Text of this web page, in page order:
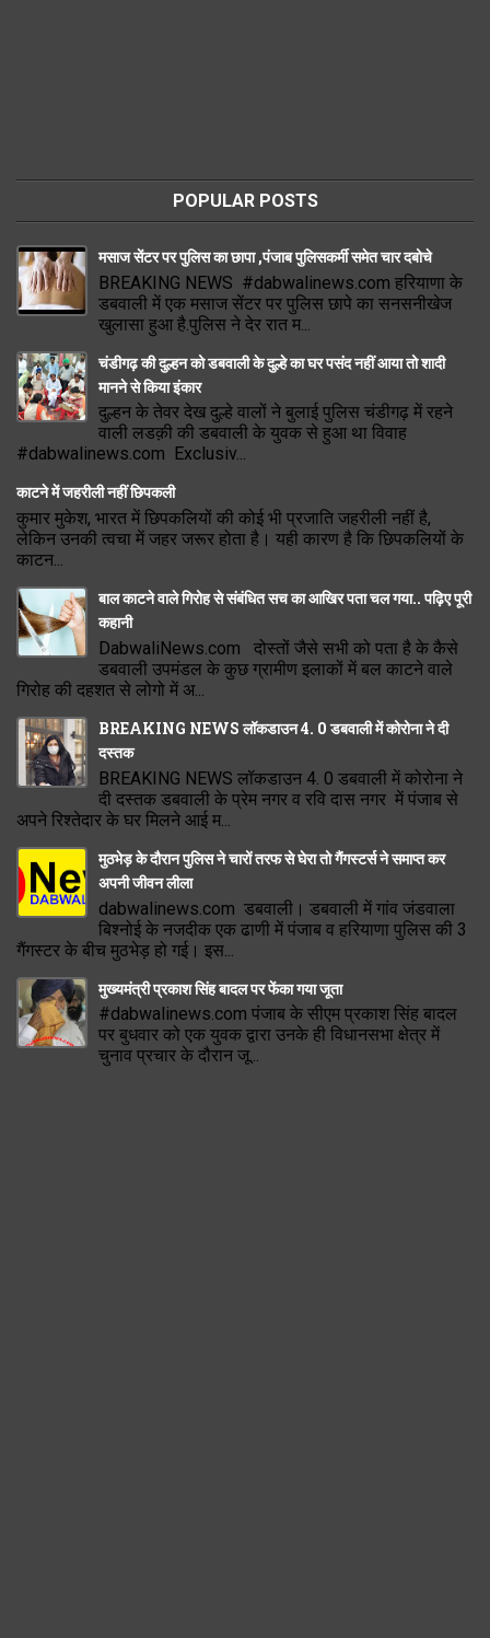
POPULAR POSTS
मसाज सेंटर पर पुलिस का छापा ,पंजाब पुलिसकर्मी समेत चार दबोचे
BREAKING NEWS #dabwalinews.com हरियाणा के
डबवाली में एक मसाज सेंटर पर पुलिस छापे का सनसनीखेज
खुलासा हुआ है.पुलिस ने देर रात म...
चंडीगढ़ की दुल्हन को डबवाली के दुल्हे का घर पसंद नहीं आया तो शादी
मानने से किया इंकार
दुल्हन के तेवर देख दुल्हे वालों ने बुलाई पुलिस चंडीगढ़ में रहने
वाली लडक़ी की डबवाली के युवक से हुआ था विवाह
#dabwalinews.com Exclusiv...
काटने में जहरीली नहीं छिपकली
कुमार मुकेश, भारत में छिपकलियों की कोई भी प्रजाति जहरीली नहीं है,
लेकिन उनकी त्वचा में जहर जरूर होता है। यही कारण है कि छिपकलियों के
काटन...
बाल काटने वाले गिरोह से संबंधित सच का आखिर पता चल गया.. पढ़िए पूरी
कहानी
DabwaliNews.com दोस्तों जैसे सभी को पता है के कैसे
डबवाली उपमंडल के कुछ ग्रामीण इलाकों में बल काटने वाले
गिरोह की दहशत से लोगो में अ...
BREAKING NEWS लॉकडाउन 4. 0 डबवाली में कोरोना ने दी
दस्तक
BREAKING NEWS लॉकडाउन 4. 0 डबवाली में कोरोना ने
दी दस्तक डबवाली के प्रेम नगर व रवि दास नगर में पंजाब से
अपने रिश्तेदार के घर मिलने आई म...
मुठभेड़ के दौरान पुलिस ने चारों तरफ से घेरा तो गैंगस्टर्स ने समाप्त कर
अपनी जीवन लीला
dabwalinews.com डबवाली। डबवाली में गांव जंडवाला
बिश्नोई के नजदीक एक ढाणी में पंजाब व हरियाणा पुलिस की 3
गैंगस्टर के बीच मुठभेड़ हो गई। इस...
मुख्यमंत्री प्रकाश सिंह बादल पर फेंका गया जूता
#dabwalinews.com पंजाब के सीएम प्रकाश सिंह बादल
पर बुधवार को एक युवक द्वारा उनके ही विधानसभा क्षेत्र में
चुनाव प्रचार के दौरान जू...